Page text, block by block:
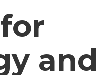
and